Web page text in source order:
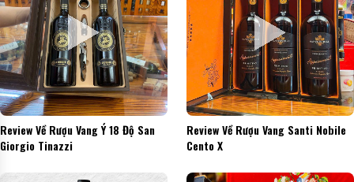
Review Về Rượu Vang Ý 18 Độ San
Giorgio Tinazzi
Review Về Rượu Vang Santi Nobile
Cento X